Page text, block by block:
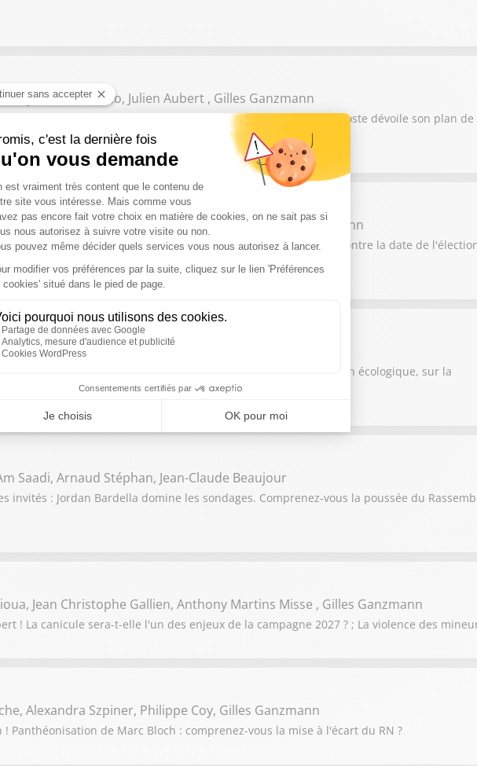
Remi Branco, Julien Aubert , Gilles Ganzmann
! Ralliement de Laurent Wauquiez à Edouard Philippe ; La Poste dévoile son plan de
Mathias Leboeuf, Sophie De Menthon , Gilles Ganzmann
! Aspect politique de la canicule ; Bruno Retailleau en colère contre la date de
de la natalité ?
, Mehdy Raïche, Rachida Kaaout , Gilles Ganzmann
Propos polémiques de Monique Barbut, ministre de la Transition écologique, sur la
qui refuse de parler d'"ensauvagement"
Saadi, Arnaud Stéphan, Jean-Claude Beaujour
invités : Jordan Bardella domine les sondages. Comprenez-vous la poussée du
Jean Christophe Gallien, Anthony Martins Misse , Gilles Ganzmann
! La canicule sera-t-elle l'un des enjeux de la campagne 2027 ? ; La violence des
Alexandra Szpiner, Philippe Coy, Gilles Ganzmann
Panthéonisation de Marc Bloch : comprenez-vous la mise à l'écart du RN ?